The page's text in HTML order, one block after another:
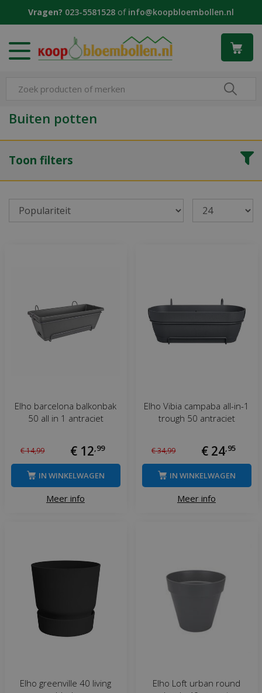
Vragen? 023-5581528 of info@koopbloembollen.nl
Buiten potten
Toon filters
Elho barcelona balkonbak
50 all in 1 antraciet
€14,99 € 12 99
Meer info
IN WINKELWAGEN
Elho Vibia campaba all-in-1
trough 50 antraciet
€34,99 € 24 95
Meer info
IN WINKELWAGEN
Elho greenville 40 living
Elho Loft urban round